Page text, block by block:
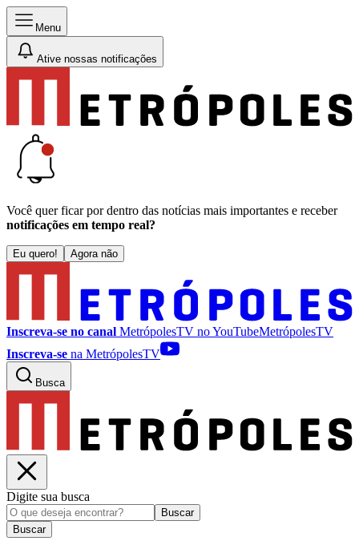
Menu
Ative nossas notificações
Você quer ficar por dentro das notícias mais importantes e receber
notificações em tempo real?
Eu quero! Agora não
Inscreva-se no canal MetrópolesTV noYouTubeMetrópolesTV
Inscreva-se na MetrópolesTV
Busca
Digite sua busca
Buscar
Buscar